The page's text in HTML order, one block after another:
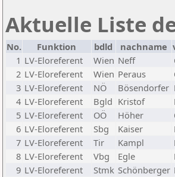
Aktuelle Liste
No. Funktion bdld nachname
1 LV-Eloreferent Wien Neff
2 LV-Eloreferent Wien Peraus
3 LV-Eloreferent NÖ Bösendorfer
4 LV-Eloreferent Bgld Kristof
5 LV-Eloreferent OÖ Höher
6 LV-Eloreferent Sbg Kaiser
7 LV-Eloreferent Tir Kampl
8 LV-Eloreferent Vbg Egle
9 LV-Eloreferent Stmk Schönberger